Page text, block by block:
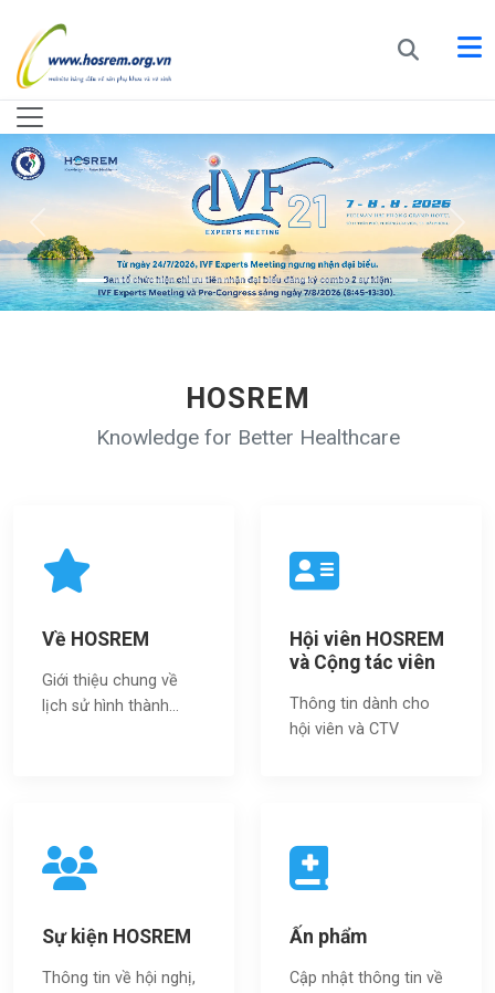
HOSREM
Knowledge for Better Healthcare
Về HOSREM
Giới thiệu chung về
lịch sử hình thành...
Hội viên HOSREM
và Cộng tác viên
Thông tin dành cho
hội viên và CTV
Sự kiện HOSREM
Thông tin về hội nghị,
Ấn phẩm
Cập nhật thông tin về